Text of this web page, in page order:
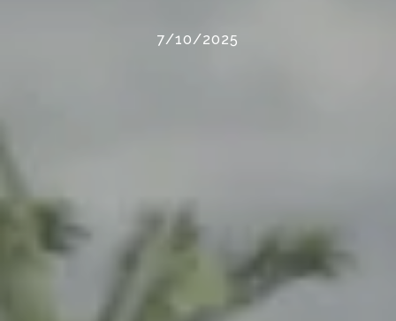
7/10/2025